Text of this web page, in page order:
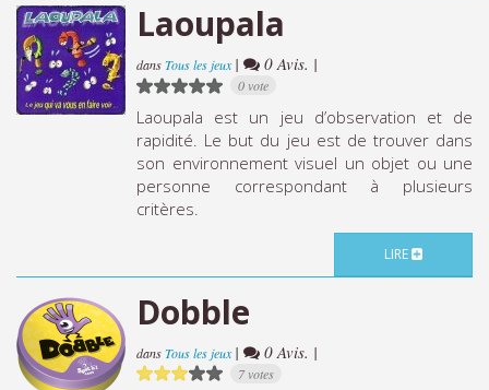
Laoupala
dansTous les jeux| 0 Avis. |
0 vote
Laoupala est un jeu d’observation et de
rapidité. Le but du jeu est de trouver dans
son environnement visuel un objet ou une
personne correspondant à plusieurs
critères.
LIRE
Dobble
dansTous les jeux| 0 Avis. |
7 votes